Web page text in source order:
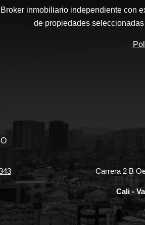
inmobiliario independiente con
de propiedades
Carrera 2 B
Cali -